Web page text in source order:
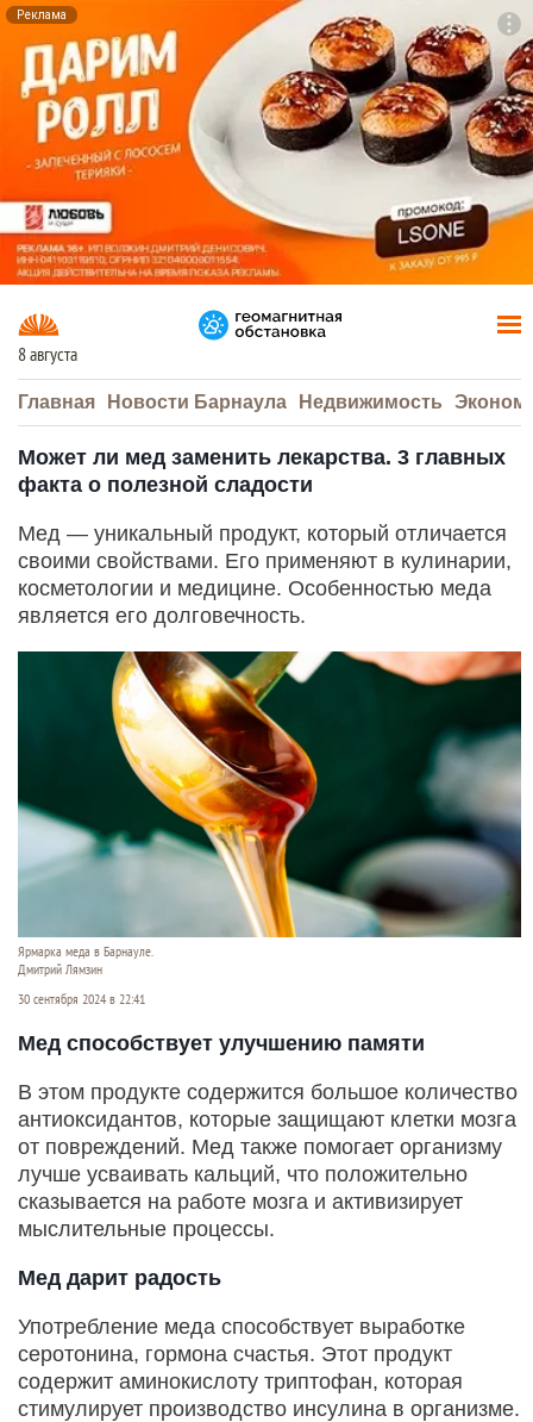
Реклама
8 августа
Главная Новости Барнаула Недвижимость
Может ли мед заменить лекарства. 3 главных
факта о полезной сладости
Мед — уникальный продукт, который отличается
своими свойствами. Его применяют в кулинарии,
косметологии и медицине. Особенностью меда
является его долговечность.
Ярмарка меда в Барнауле.
Дмитрий Лямзин
30 сентября 2024 в 22:41
Мед способствует улучшению памяти
В этом продукте содержится большое количество
антиоксидантов, которые защищают клетки мозга
от повреждений. Мед также помогает организму
лучше усваивать кальций, что положительно
сказывается на работе мозга и активизирует
мыслительные процессы.
Мед дарит радость
Употребление меда способствует выработке
серотонина, гормона счастья. Этот продукт
содержит аминокислоту триптофан, которая
стимулирует производство инсулина в организме.